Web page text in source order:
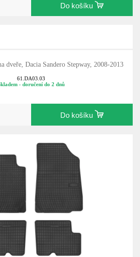
Do košíku
dveře, Dacia Sandero Stepway, 2008-2013
61.DA03.03
- doručení do 2 dnů
Do košíku